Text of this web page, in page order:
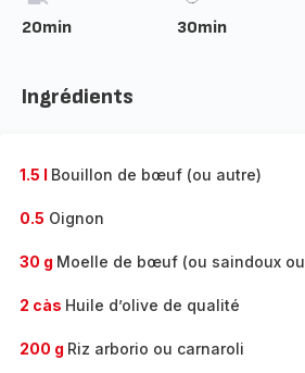
20min 30min
Ingrédients
1.5 l Bouillon de bœuf (ou autre)
0.5 Oignon
30 g Moelle de bœuf (ou saindoux
2 càs Huile d’olive de qualité
200 g Riz arborio ou carnaroli